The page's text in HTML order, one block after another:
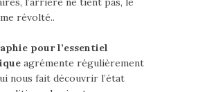
révolté..
pour l’essentiel
agrémente régulièrement
nous fait découvrir l’état